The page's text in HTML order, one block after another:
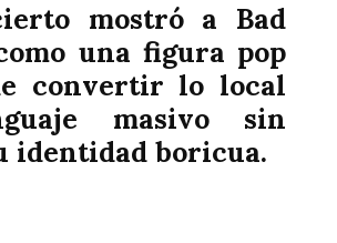
mostró a Bad
una figura pop
convertir lo local
masivo sin
identidad boricua.